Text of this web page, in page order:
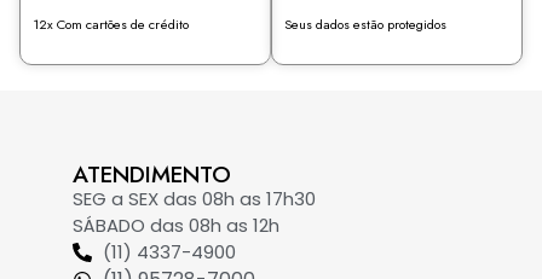
12x Com cartões de crédito Seus dados estão protegidos
ATENDIMENTO
SEG a SEX das 08h as 17h30
SÁBADO das 08h as 12h
(11) 4337-4900